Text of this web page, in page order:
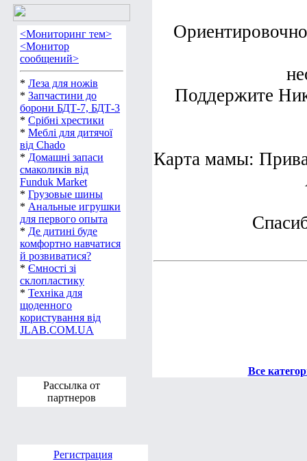
<Мониторинг тем>
<Монитор
сообщений>
* Леза для ножів
* Запчастини до
борони БДТ-7, БДТ-3
* Срібні хрестики
* Меблі для дитячої
від Chado
* Домашні запаси
смаколиків від
Funduk Market
* Грузовые шины
* Анальные игрушки
для первого опыта
* Де дитині буде
комфортно навчатися
й розвиватися?
* Ємності зі
склопластику
* Техніка для
щоденного
користування від
JLAB.COM.UA
Рассылка от
партнеров
Регистрация
Поддержите
Карта мамы:
Все